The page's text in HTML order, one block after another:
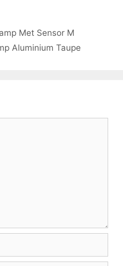
Met Sensor M
Aluminium Taupe